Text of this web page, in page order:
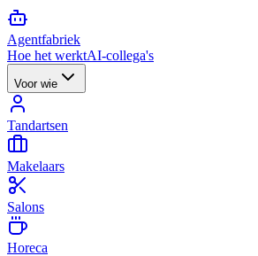
Agentfabriek
Hoe het werktAI-collega's
Voor wie
Tandartsen
Makelaars
Salons
Horeca